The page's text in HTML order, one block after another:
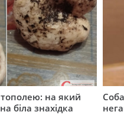
на який
біла знахідка